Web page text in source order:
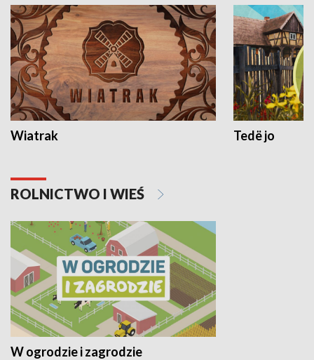
Wiatrak Tedë jo
ROLNICTWO I WIEŚ
W ogrodzie i zagrodzie